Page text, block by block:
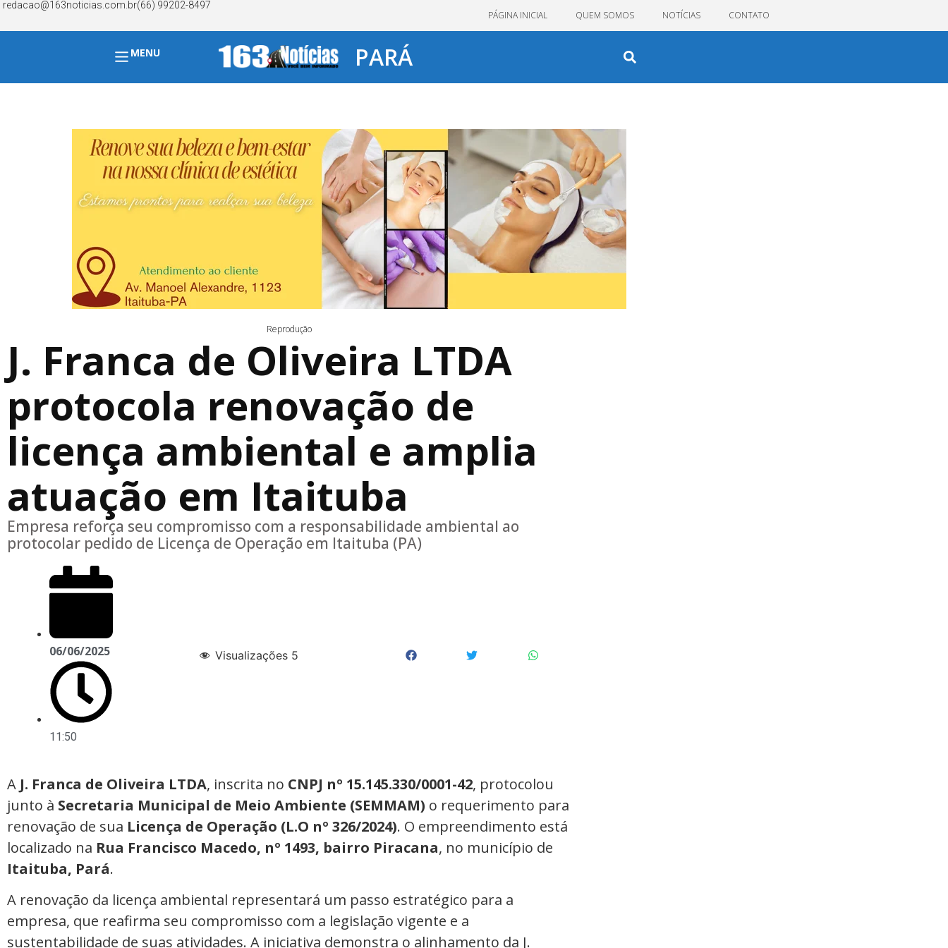
redacao@163noticias.com.br(66) 99202-8497
PÁGINA INICIAL QUEM SOMOS NOTÍCIAS CONTATO
MENU PARÁ
Reprodução
J. Franca de Oliveira LTDA
protocola renovação de
licença ambiental e amplia
atuação em Itaituba
Empresa reforça seu compromisso com a responsabilidade ambiental ao
protocolar pedido de Licença de Operação em Itaituba (PA)
06/06/2025
11:50
Visualizações 5
A J. Franca de Oliveira LTDA, inscrita no CNPJ nº 15.145.330/0001-42, protocolou
junto à Secretaria Municipal de Meio Ambiente (SEMMAM) o requerimento para
renovação de sua Licença de Operação (L.O nº 326/2024). O empreendimento está
localizado na Rua Francisco Macedo, nº 1493, bairro Piracana, no município de
Itaituba, Pará.
A renovação da licença ambiental representará um passo estratégico para a
empresa, que reafirma seu compromisso com a legislação vigente e a
sustentabilidade de suas atividades. A iniciativa demonstra o alinhamento da J.